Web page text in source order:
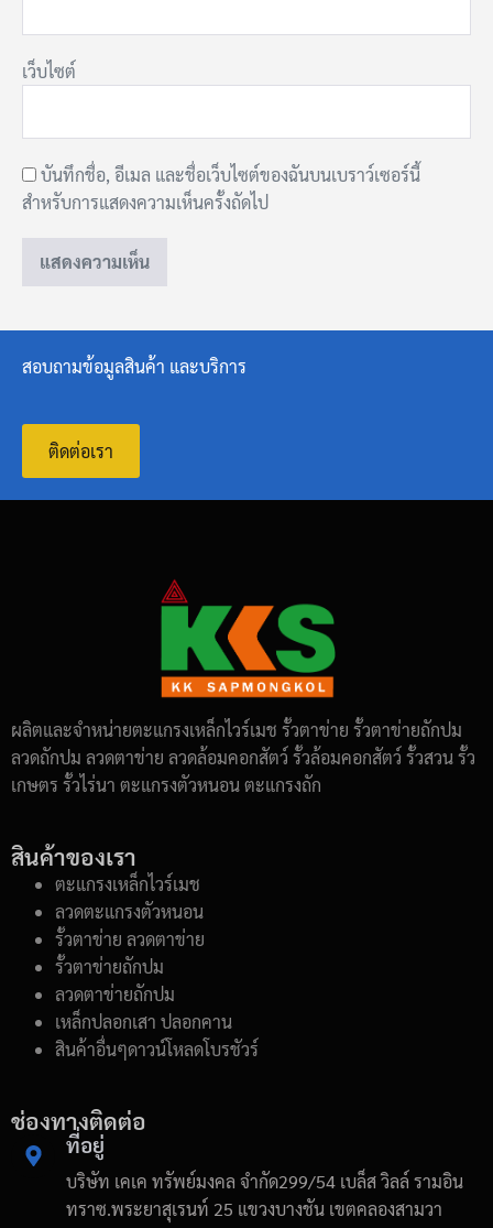
เว็บไซต์
บันทึกชื่อ, อีเมล และชื่อเว็บไซต์ของฉันบนเบราว์เซอร์นี้
สำหรับการแสดงความเห็นครั้งถัดไป
สอบถามข้อมูลสินค้า และบริการ
ติดต่อเรา
ผลิตและจำหน่ายตะแกรงเหล็กไวร์เมช รั้วตาข่าย รั้วตาข่ายถักปม
ลวดถักปม ลวดตาข่าย ลวดล้อมคอกสัตว์ รั้วล้อมคอกสัตว์ รั้วสวน รั้ว
เกษตร รั้วไร่นา ตะแกรงตัวหนอน ตะแกรงถัก
สินค้าของเรา
ตะแกรงเหล็กไวร์เมช
ลวดตะแกรงตัวหนอน
รั้วตาข่าย ลวดตาข่าย
รั้วตาข่ายถักปม
ลวดตาข่ายถักปม
เหล็กปลอกเสา ปลอกคาน
สินค้าอื่นๆดาวน์โหลดโบรชัวร์
ช่องทางติดต่อ
ที่อยู่
บริษัท เคเค ทรัพย์มงคล จำกัด299/54 เบล็ส วิลล์ รามอิน
ทราซ.พระยาสุเรนท์ 25 แขวงบางชัน เขตคลองสามวา